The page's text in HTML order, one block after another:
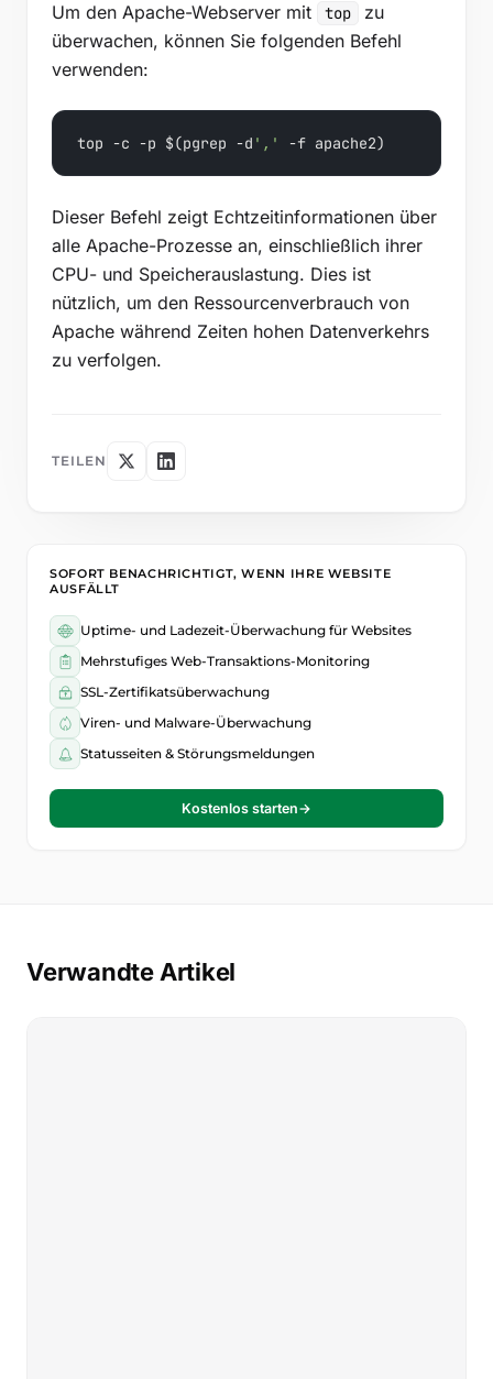
Um den Apache-Webserver mit
top
zu
überwachen, können Sie folgenden Befehl
verwenden:
top -c -p $(pgrep -d ',' -f apache2)
Dieser Befehl zeigt Echtzeitinformationen über
alle Apache-Prozesse an, einschließlich ihrer
CPU- und Speicherauslastung. Dies ist
nützlich, um den Ressourcenverbrauch von
Apache während Zeiten hohen Datenverkehrs
zu verfolgen.
TEILEN
SOFORT BENACHRICHTIGT, WENN IHRE WEBSITE
AUSFÄLLT
Uptime- und Ladezeit-Überwachung für Websites
Mehrstufiges Web-Transaktions-Monitoring
SSL-Zertifikatsüberwachung
Viren- und Malware-Überwachung
Statusseiten & Störungsmeldungen
Kostenlos starten→
Verwandte Artikel